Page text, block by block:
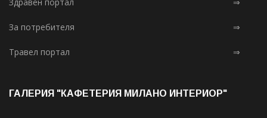
За потребителя ⇒
Травел портал ⇒
ГАЛЕРИЯ "КАФЕТЕРИЯ МИЛАНО ИНТЕРИОР"